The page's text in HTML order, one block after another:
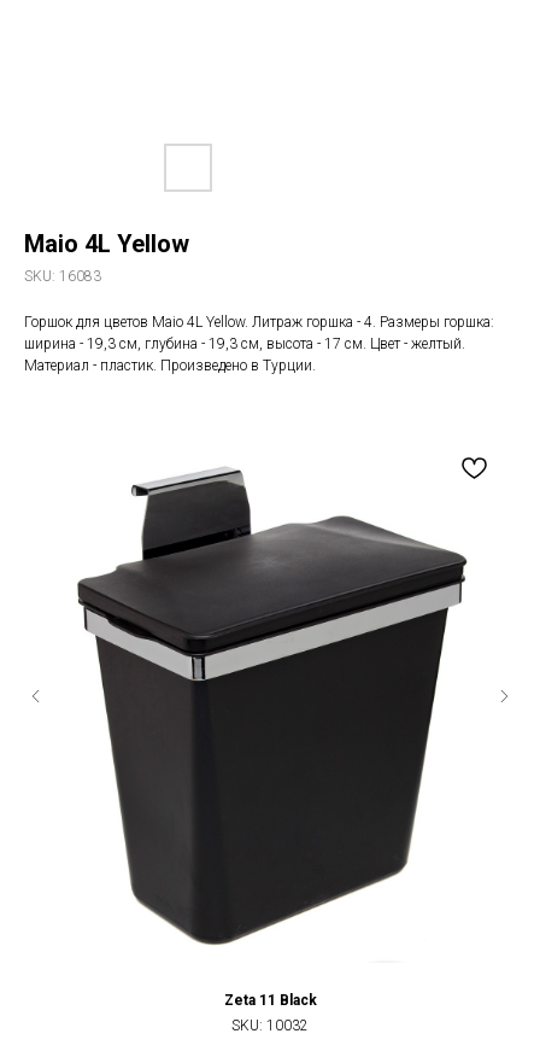
Maio 4L Yellow
SKU: 16083
Горшок для цветов Maio 4L Yellow. Литраж горшка - 4. Размеры горшка:
ширина - 19,3 см, глубина - 19,3 см, высота - 17 см. Цвет - желтый.
Материал - пластик. Произведено в Турции.
Zeta 11 Black
SKU: 10032